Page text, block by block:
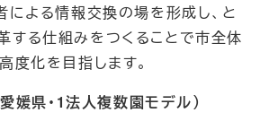
による情報交換の場を形成し、と
する仕組みをつくることで市全体
度化を目指します。
媛県・1法人複数園モデル）